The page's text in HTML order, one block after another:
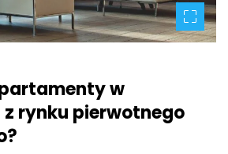
w
rynku pierwotnego